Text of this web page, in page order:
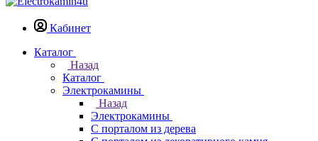
Кабинет
Каталог
Назад
Каталог
Электрокамины
Назад
Электрокамины
С порталом из дерева